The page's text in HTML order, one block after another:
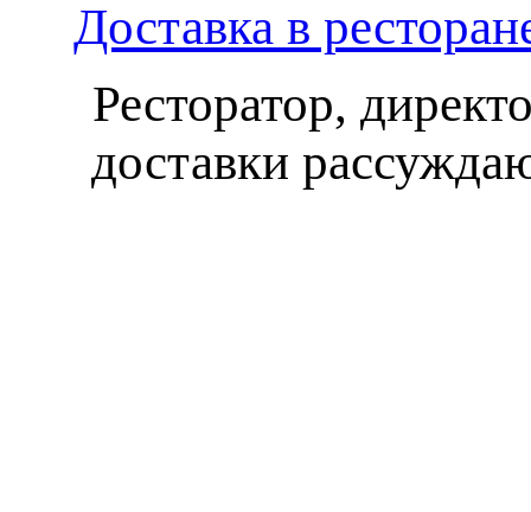
Доставка в
Ресторатор,
доставки